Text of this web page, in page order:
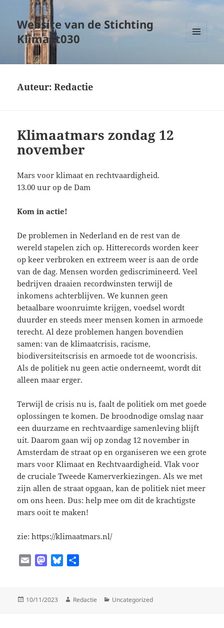
Website van de Stichting
Klimaat030
WIDGETS
Auteur:Redactie
Klimaatmars zondag 12
november
Mars voor klimaat en rechtvaardigheid.
13.00 uur op de Dam
Kom in actie!
De problemen in Nederland en de rest van de
wereld stapelen zich op. Hitterecords worden keer
op keer verbroken en extreem weer is aan de orde
van de dag. Mensen worden gediscrimineerd. Veel
bedrijven draaien recordwinsten terwijl de
inkomens achterblijven. We kunnen geen
betaalbare woonruimte krijgen, voedsel wordt
duurder en steeds meer mensen komen in armoede
terecht. Al deze problemen hangen bovendien
samen: van de klimaatcrisis, racisme,
biodiversiteitscrisis en armoede tot de wooncrisis.
Als de politiek nu geen actie onderneemt, wordt dit
alleen maar erger.
Terwijl de crisis nu is, faalt de politiek om met goede
oplossingen te komen. De broodnodige omslag naar
een duurzame en rechtvaardige samenleving blijft
uit. Daarom gaan wij op zondag 12 november in
Amsterdam de straat op en organiseren we een grote
mars voor Klimaat en Rechtvaardigheid. Vlak voor
de cruciale Tweede Kamerverkiezingen. Als we met
zijn allen de straat opgaan, kan de politiek niet meer
om ons heen. Dus: help mee om dit de krachtigste
mars ooit te maken!
zie: https://klimaatmars.nl/
i
M
t
e
e
Geplaatst
10/11/2023 Auteur
Redactie Categorieën
Uncategorized